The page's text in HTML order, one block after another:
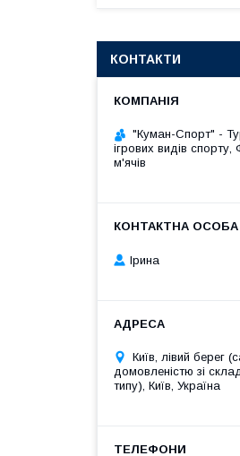
КОНТАКТИ
"Куман-Спорт" -
ігрових видів
м'ячів
Ірина
Київ, лівий берег
домовленістю зі
типу), Київ, Україна